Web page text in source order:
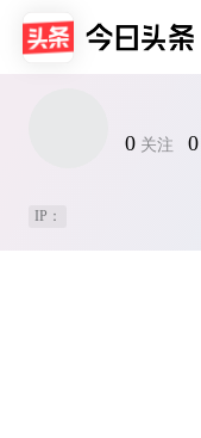
0 关注 0
IP：